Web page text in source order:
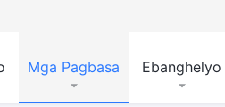
Mga Pagbasa Ebanghelyo